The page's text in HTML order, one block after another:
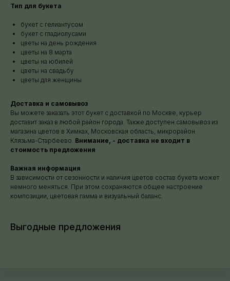
Тип для букета
букет с гелиантусом
букет с гладиолусами
цветы на день рождения
цветы на 8 марта
цветы на юбилей
цветы на свадьбу
цветы для женщины
Доставка и самовывоз
Вы можете заказать этот букет с доставкой по Москве, курьер
доставит заказ в любой район города. Также доступен самовывоз из
магазина цветов в Химках, Московская область, микрорайон
Клязьма-Старбеево. Внимание, - доставка не входит в
стоимость предложения
Важная информация
В зависимости от сезонности и наличия цветов состав букета может
немного меняться. При этом сохраняются общее настроение
композиции, цветовая гамма и визуальный баланс.
Выгодные предложения